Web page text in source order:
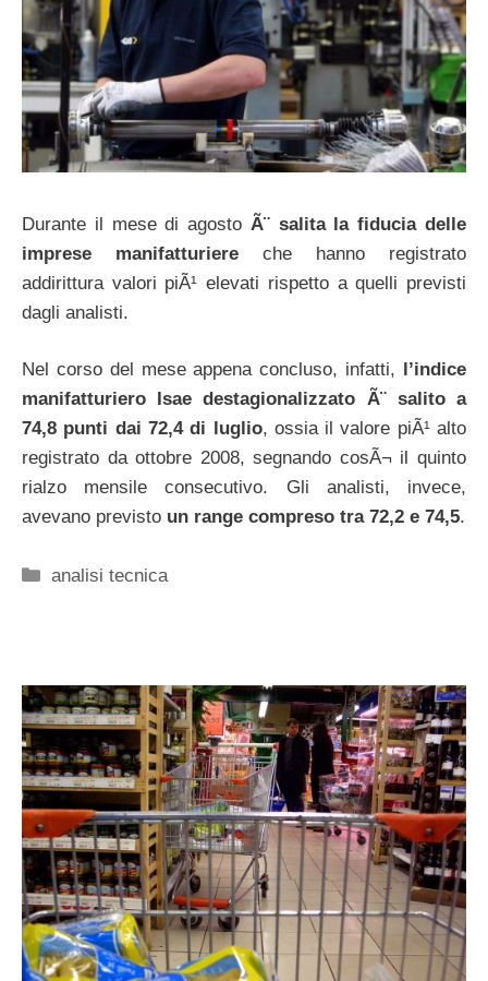
Durante il mese di agosto Ã¨ salita la fiducia delle
imprese manifatturiere che hanno registrato
addirittura valori piÃ¹ elevati rispetto a quelli previsti
dagli analisti.
Nel corso del mese appena concluso, infatti,
l’indice
manifatturiero Isae destagionalizzato Ã¨ salito a
74,8 punti dai 72,4 di luglio, ossia il valore piÃ¹ alto
registrato da ottobre 2008, segnando cosÃ¬ il quinto
rialzo mensile consecutivo. Gli analisti, invece,
avevano previsto un range compreso tra 72,2 e 74,5.
Categorie
analisi tecnica